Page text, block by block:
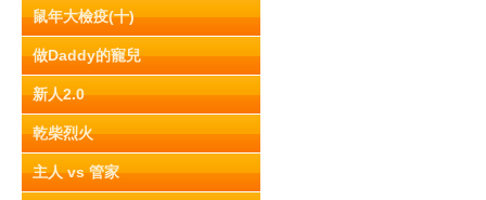
鼠年大檢疫(十)
做Daddy的寵兒
新人2.0
乾柴烈火
主人 vs 管家